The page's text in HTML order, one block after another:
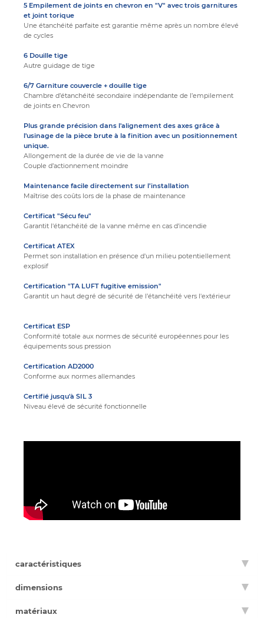
5 Empilement de joints en chevron en "V" avec trois garnitures
et joint torique
Une étanchéité parfaite est garantie même après un nombre élevé
de cycles
6 Douille tige
Autre guidage de tige
6/7 Garniture couvercle + douille tige
Chambre d’étanchéité secondaire indépendante de l’empilement
de joints en Chevron
Plus grande précision dans l'alignement des axes grâce à
l'usinage de la pièce brute à la finition avec un positionnement
unique.
Allongement de la durée de vie de la vanne
Couple d’actionnement moindre
Maintenance facile directement sur l’installation
Maîtrise des coûts lors de la phase de maintenance
Certificat "Sécu feu"
Garantit l'étanchéité de la vanne même en cas d'incendie
Certificat ATEX
Permet son installation en présence d'un milieu potentiellement
explosif
Certification "TA LUFT fugitive emission"
Garantit un haut degré de sécurité de l’étanchéité vers l'extérieur
Certificat ESP
Conformité totale aux normes de sécurité européennes pour les
équipements sous pression
Certification AD2000
Conforme aux normes allemandes
Certifié jusqu'à SIL 3
Niveau élevé de sécurité fonctionnelle
caractéristiques
dimensions
matériaux